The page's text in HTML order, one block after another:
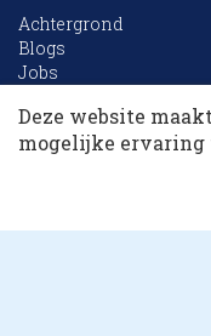
Achtergrond
Blogs
Jobs
Archief
Deze website
mogelijke ervaring
10 collega’s
Korting op